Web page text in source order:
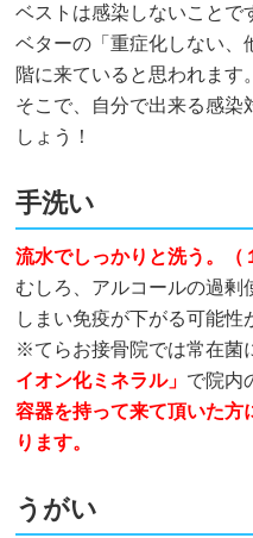
ベストは感染しないことで
ベターの「重症化しない、
階に来ていると思われます。
そこで、自分で出来る感染
しょう！
手洗い
流水でしっかりと洗う。（
むしろ、アルコールの過剰
しまい免疫が下がる可能性
※てらお接骨院では常在菌
イオン化ミネラル」 で院内
容器を持って来て頂いた方
ります。
うがい